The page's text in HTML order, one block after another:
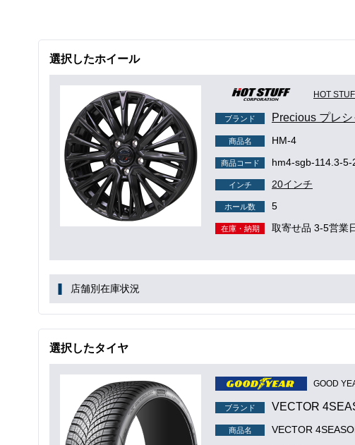
選択したホイール
HOT
ブランド Precious プレシ
商品名 HM-4
商品コード hm4-sgb-114.3-5-
インチ 20インチ
ホール数 5
在庫・納期 取寄せ品 3-5営業
店舗別在庫状況
選択したタイヤ
GOOD
ブランド VECTOR
商品名 VECTOR